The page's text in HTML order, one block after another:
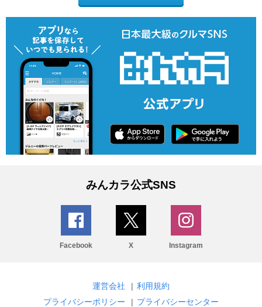
みんカラ公式SNS
Facebook X Instagram
運営会社 | 利用規約
プライバシーポリシー
| プライバシーセンター